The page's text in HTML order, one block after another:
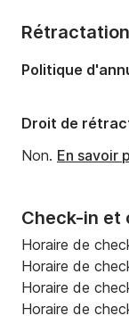
Longueur:
Puissance
Check-in et
Horaire de
Horaire de
Horaire de
Horaire de
Politique
Droit de
Non. En savoir